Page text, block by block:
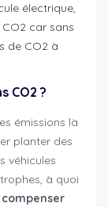
électrique,
car sans
de CO2 à
CO2 ?
émissions là
planter des
véhicules
à quoi
compenser